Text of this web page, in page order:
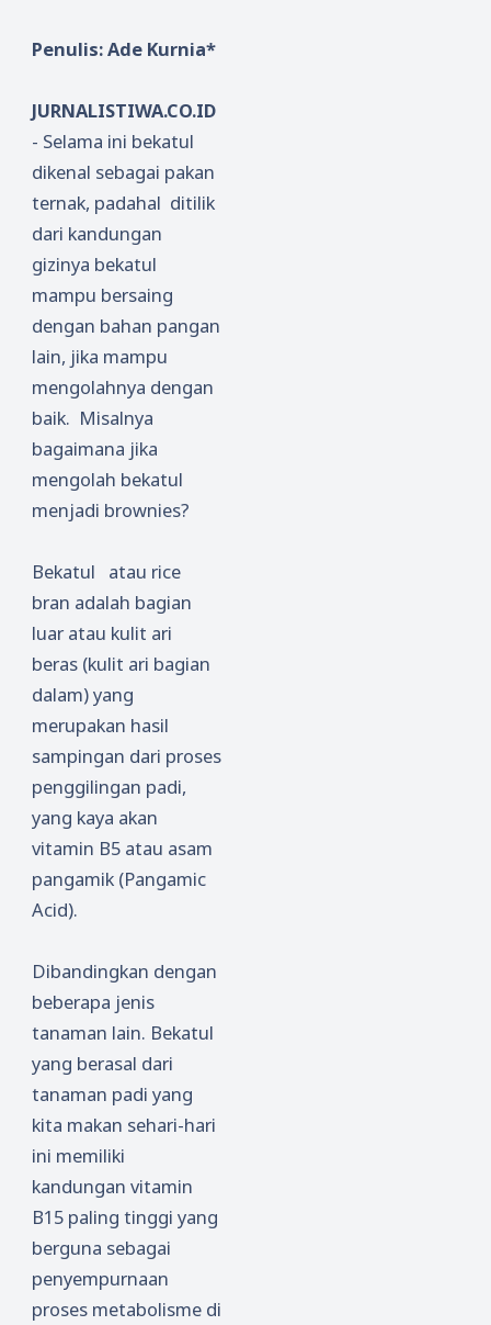
Penulis: Ade Kurnia*
JURNALISTIWA.CO.ID
- Selama ini bekatul
dikenal sebagai pakan
ternak, padahal ditilik
dari kandungan
gizinya bekatul
mampu bersaing
dengan bahan pangan
lain, jika mampu
mengolahnya dengan
baik. Misalnya
bagaimana jika
mengolah bekatul
menjadi brownies?
Bekatul atau rice
bran adalah bagian
luar atau kulit ari
beras (kulit ari bagian
dalam) yang
merupakan hasil
sampingan dari proses
penggilingan padi,
yang kaya akan
vitamin B5 atau asam
pangamik (Pangamic
Acid).
Dibandingkan dengan
beberapa jenis
tanaman lain. Bekatul
yang berasal dari
tanaman padi yang
kita makan sehari-hari
ini memiliki
kandungan vitamin
B15 paling tinggi yang
berguna sebagai
penyempurnaan
proses metabolisme di